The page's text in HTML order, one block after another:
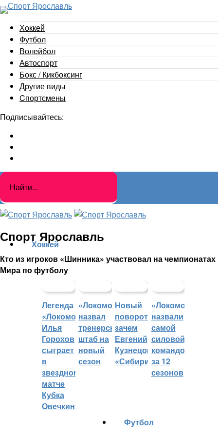
Хоккей
Футбол
Волейбол
Автоспорт
Бокс / Кикбоксинг
Другие виды
Cпортсмены
Подписывайтесь:
Спорт Ярославль
Кто из игроков «Шинника» участвовал на чемпионатах
Мира по футболу
Хоккей
Легенда
«Локомотива»
Илья
Горохов
сыграет
в
звездном
матче
Кубка
Овечкина
«Локомотив»
назвал
тренерский
штаб на
новый
сезон
Новый
поворот:
зачем
Евгений
Кузнецов
«Сибири»?
«Локомотив»
назвали
самой
силовой
командой
за 12
сезонов
Футбол